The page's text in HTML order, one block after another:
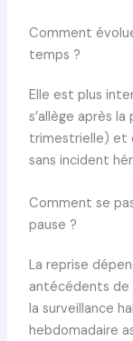
Comment
temps ?
Elle est plus
s’allège après
trimestrielle) et
sans incident
Comment se
pause ?
La reprise
antécédents de
la surveillance
hebdomadaire